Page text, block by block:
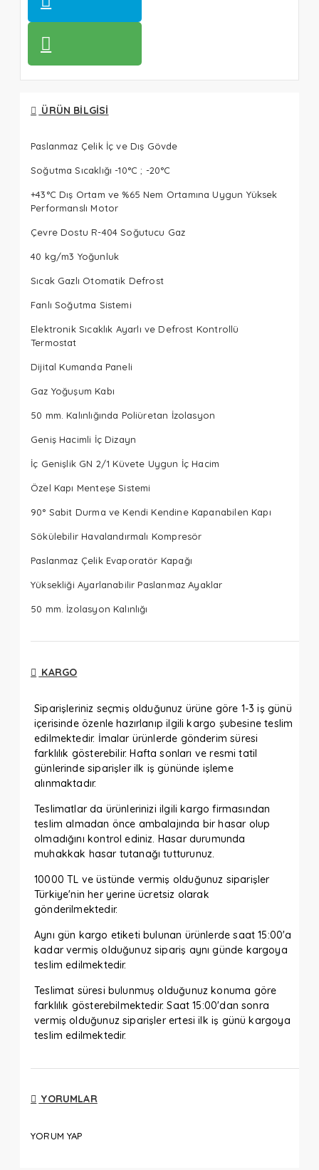
ÜRÜN BILGISI
Paslanmaz Çelik İç ve Dış Gövde
Soğutma Sıcaklığı -10°C ; -20°C
+43°C Dış Ortam ve %65 Nem Ortamına Uygun Yüksek
Performanslı Motor
Çevre Dostu R-404 Soğutucu Gaz
40 kg/m3 Yoğunluk
Sıcak Gazlı Otomatik Defrost
Fanlı Soğutma Sistemi
Elektronik Sıcaklık Ayarlı ve Defrost Kontrollü
Termostat
Dijital Kumanda Paneli
Gaz Yoğuşum Kabı
50 mm. Kalınlığında Poliüretan İzolasyon
Geniş Hacimli İç Dizayn
İç Genişlik GN 2/1 Küvete Uygun İç Hacim
Özel Kapı Menteşe Sistemi
90° Sabit Durma ve Kendi Kendine Kapanabilen Kapı
Sökülebilir Havalandırmalı Kompresör
Paslanmaz Çelik Evaporatör Kapağı
Yüksekliği Ayarlanabilir Paslanmaz Ayaklar
50 mm. İzolasyon Kalınlığı
KARGO
Siparişleriniz seçmiş olduğunuz ürüne göre 1-3 iş günü
içerisinde özenle hazırlanıp ilgili kargo şubesine teslim
edilmektedir. İmalar ürünlerde gönderim süresi
farklılık gösterebilir. Hafta sonları ve resmi tatil
günlerinde siparişler ilk iş gününde işleme
alınmaktadır.
Teslimatlar da ürünlerinizi ilgili kargo firmasından
teslim almadan önce ambalajında bir hasar olup
olmadığını kontrol ediniz. Hasar durumunda
muhakkak hasar tutanağı tutturunuz.
10000 TL ve üstünde vermiş olduğunuz siparişler
Türkiye'nin her yerine ücretsiz olarak
gönderilmektedir.
Aynı gün kargo etiketi bulunan ürünlerde saat 15:00'a
kadar vermiş olduğunuz sipariş aynı günde kargoya
teslim edilmektedir.
Teslimat süresi bulunmuş olduğunuz konuma göre
farklılık gösterebilmektedir. Saat 15:00'dan sonra
vermiş olduğunuz siparişler ertesi ilk iş günü kargoya
teslim edilmektedir.
YORUMLAR
YORUM YAP